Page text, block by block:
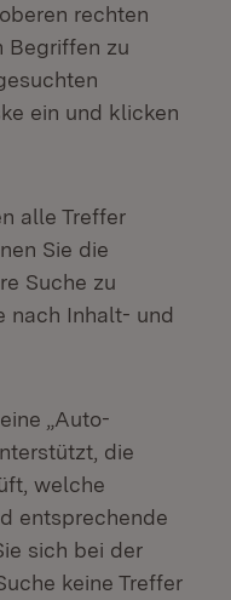
rechten
Begriffen zu
ein und klicken
alle Treffer
Sie die
Suche zu
nach Inhalt- und
„Auto-
die
welche
entsprechende
sich bei der
keine Treffer